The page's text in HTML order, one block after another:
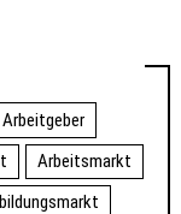
Arbeitgeber
Arbeitsmarkt